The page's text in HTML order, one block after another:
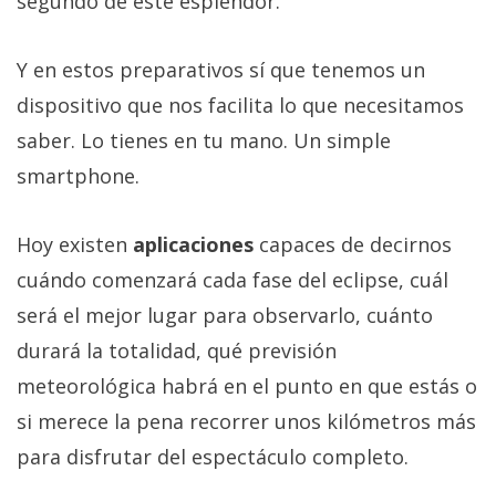
Y en estos preparativos sí que tenemos un
dispositivo que nos facilita lo que necesitamos
saber. Lo tienes en tu mano. Un simple
smartphone.
Hoy existen aplicaciones capaces de decirnos
cuándo comenzará cada fase del eclipse, cuál
será el mejor lugar para observarlo, cuánto
durará la totalidad, qué previsión
meteorológica habrá en el punto en que estás o
si merece la pena recorrer unos kilómetros más
para disfrutar del espectáculo completo.